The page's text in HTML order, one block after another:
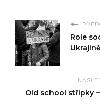
Role
Old school střípky ~